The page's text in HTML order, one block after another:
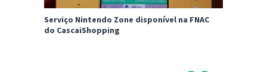
Serviço Nintendo Zone disponível na FNAC
do CascaiShopping